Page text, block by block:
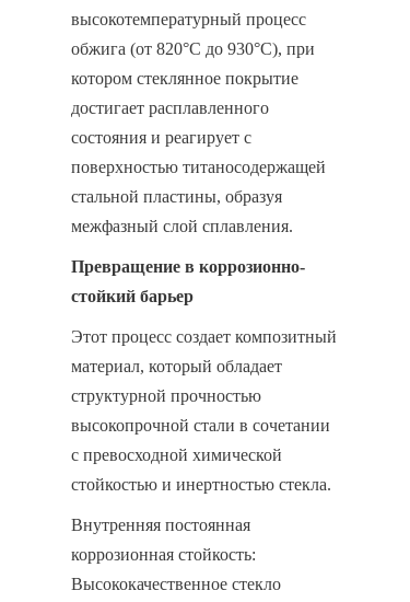
высокотемпературный процесс
обжига (от 820°C до 930°C), при
котором стеклянное покрытие
достигает расплавленного
состояния и реагирует с
поверхностью титаносодержащей
стальной пластины, образуя
межфазный слой сплавления.
Превращение в коррозионно-
стойкий барьер
Этот процесс создает композитный
материал, который обладает
структурной прочностью
высокопрочной стали в сочетании
с превосходной химической
стойкостью и инертностью стекла.
Внутренняя постоянная
коррозионная стойкость:
Высококачественное стекло